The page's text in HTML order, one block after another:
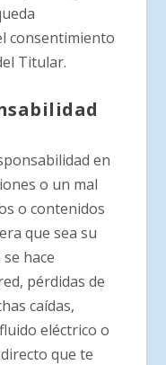
consentimiento
Titular.
en
o un mal
o contenidos
que sea su
hace
pérdidas de
caídas,
eléctrico o
que te